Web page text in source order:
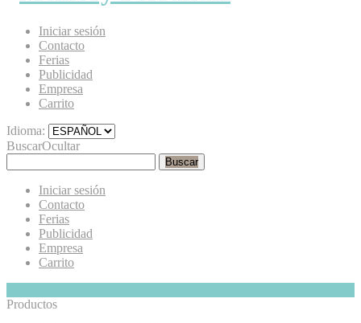
Iniciar sesión
Contacto
Ferias
Publicidad
Empresa
Carrito
Idioma:
BuscarOcultar
Buscar
Iniciar sesión
Contacto
Ferias
Publicidad
Empresa
Carrito
Productos